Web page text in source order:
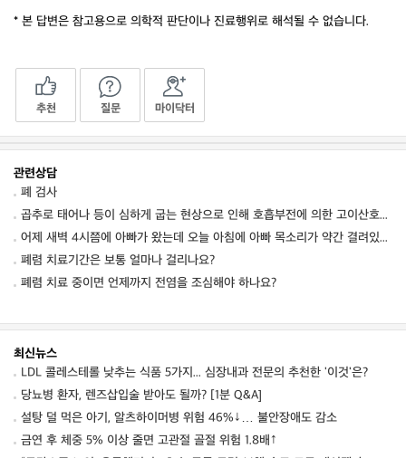
* 본 답변은 참고용으로 의학적 판단이나 진료행위로 해석될 수 없습니다.
추천 질문 마이닥터
관련상담
폐 검사
곱추로 태어나 등이 심하게 굽는 현상으로 인해 호흡부전에 의한 고이산호탄소혈증이 발생한다
어제 새벽 4시쯤에 아빠가 왔는데 오늘 아침에 아빠 목소리가 약간 결려있더군요. 목소리
폐렴 치료기간은 보통 얼마나 걸리나요?
폐렴 치료 중이면 언제까지 전염을 조심해야 하나요?
최신뉴스
LDL 콜레스테롤 낮추는 식품 5가지... 심장내과 전문의 추천한 '이것'은?
당뇨병 환자, 렌즈삽입술 받아도 될까? [1분 Q&A]
설탕 덜 먹은 아기, 알츠하이머병 위험 46%↓… 불안장애도 감소
금연 후 체중 5% 이상 줄면 고관절 골절 위험 1.8배↑